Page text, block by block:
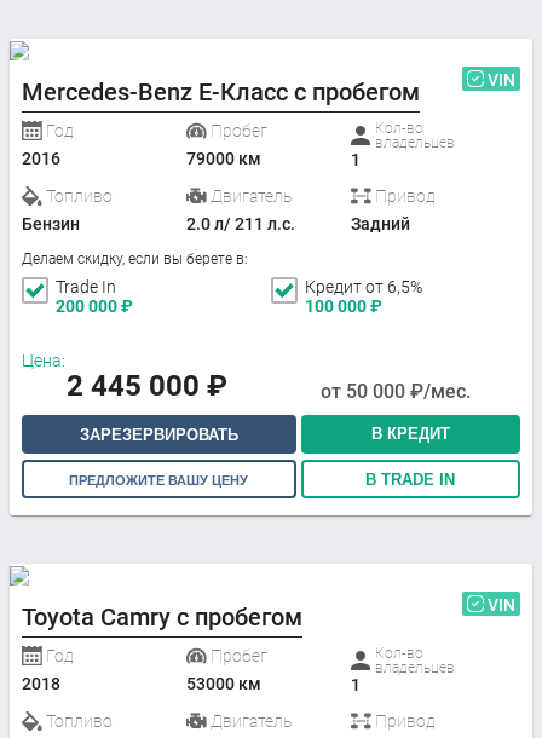
Mercedes-Benz E-Класс с пробегом VIN
Год
2016
Пробег
79000 км
Кол-во
владельцев
1
Топливо
Бензин
Двигатель
2.0 л/ 211 л.с.
Привод
Задний
Делаем скидку, если вы берете в:
Trade In
200 000₽
Кредит от 6,5%
100 000₽
Цена:
2 445 000 ₽ от 50 000 ₽/мес.
ЗАРЕЗЕРВИРОВАТЬ В КРЕДИТ
ПРЕДЛОЖИТЕ ВАШУ ЦЕНУ В TRADE IN
Toyota Camry с пробегом VIN
Год
2018
Пробег
53000 км
Кол-во
владельцев
1
Топливо
Двигатель Привод